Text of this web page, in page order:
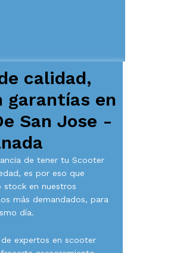
calidad,
garantías en
San Jose -
de tener tu Scooter
es por eso que
stock en nuestros
más demandados, para
día.
expertos en scooter